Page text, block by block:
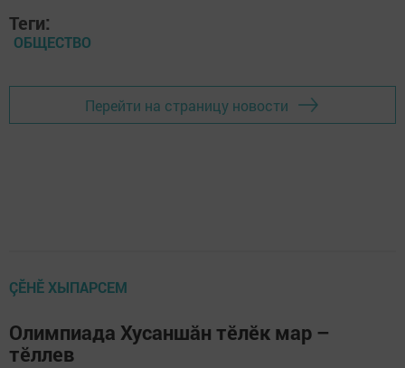
Теги:
ОБЩЕСТВО
Перейти на страницу новости
ÇӖНӖ ХЫПАРСЕМ
Олимпиада Хусаншăн тӗлӗк мар –
тӗллев